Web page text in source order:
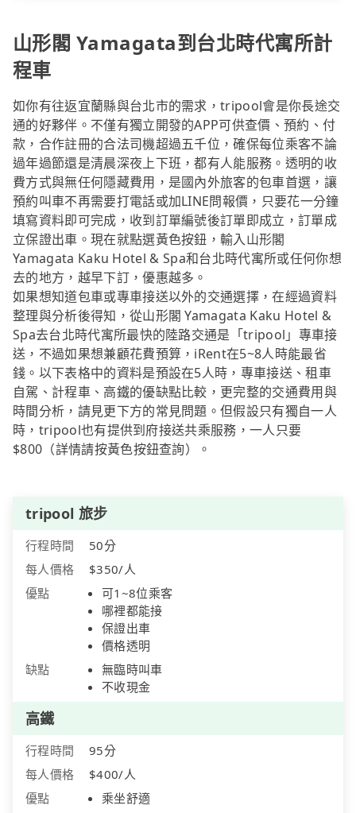
山形閣 Yamagata到台北時代寓所計
程車
如你有往返宜蘭縣與台北市的需求，tripool會是你長途交
通的好夥伴。不僅有獨立開發的APP可供查價、預約、付
款，合作註冊的合法司機超過五千位，確保每位乘客不論
過年過節還是清晨深夜上下班，都有人能服務。透明的收
費方式與無任何隱藏費用，是國內外旅客的包車首選，讓
預約叫車不再需要打電話或加LINE問報價，只要花一分鐘
填寫資料即可完成，收到訂單編號後訂單即成立，訂單成
立保證出車。現在就點選黃色按鈕，輸入山形閣
Yamagata Kaku Hotel & Spa和台北時代寓所或任何你想
去的地方，越早下訂，優惠越多。
如果想知道包車或專車接送以外的交通選擇，在經過資料
整理與分析後得知，從山形閣 Yamagata Kaku Hotel &
Spa去台北時代寓所最快的陸路交通是「tripool」專車接
送，不過如果想兼顧花費預算，iRent在5~8人時能最省
錢。以下表格中的資料是預設在5人時，專車接送、租車
自駕、計程車、高鐵的優缺點比較，更完整的交通費用與
時間分析，請見更下方的常見問題。但假設只有獨自一人
時，tripool也有提供到府接送共乘服務，一人只要
$800（詳情請按黃色按鈕查詢）。
tripool 旅步
行程時間
50分
每人價格
$350/人
優點
可1~8位乘客
哪裡都能接
保證出車
價格透明
缺點
無臨時叫車
不收現金
高鐵
行程時間
95分
每人價格
$400/人
優點
乘坐舒適